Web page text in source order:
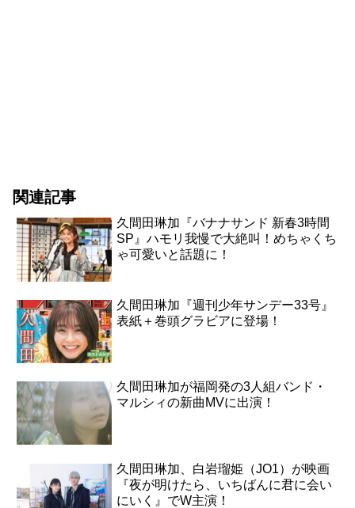
関連記事
久間田琳加『バナナサンド 新春3時間
SP』ハモリ我慢で大絶叫！めちゃくち
ゃ可愛いと話題に！
久間田琳加『週刊少年サンデー33号』
表紙＋巻頭グラビアに登場！
久間田琳加が福岡発の3人組バンド・
マルシィの新曲MVに出演！
久間田琳加、白岩瑠姫（JO1）が映画
『夜が明けたら、いちばんに君に会い
にいく』でW主演！